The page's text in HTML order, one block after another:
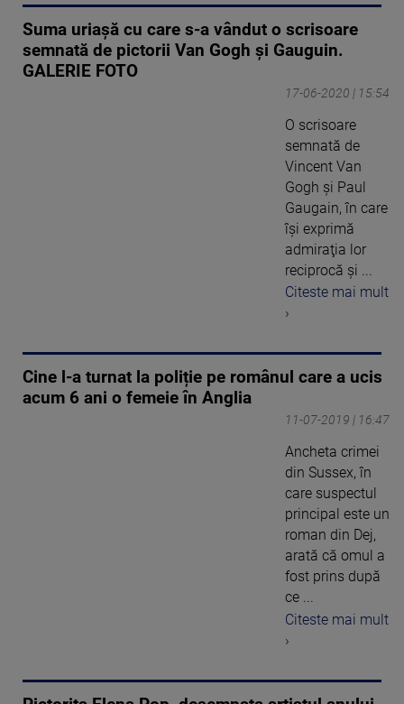
Suma uriașă cu care s-a vândut o scrisoare
semnată de pictorii Van Gogh și Gauguin.
GALERIE FOTO
17-06-2020 | 15:54
O scrisoare
semnată de
Vincent Van
Gogh şi Paul
Gaugain, în care
îşi exprimă
admiraţia lor
reciprocă şi ...
Citeste mai mult
›
Cine l-a turnat la poliție pe românul care a ucis
acum 6 ani o femeie în Anglia
11-07-2019 | 16:47
Ancheta crimei
din Sussex, în
care suspectul
principal este un
roman din Dej,
arată că omul a
fost prins după
ce ...
Citeste mai mult
›